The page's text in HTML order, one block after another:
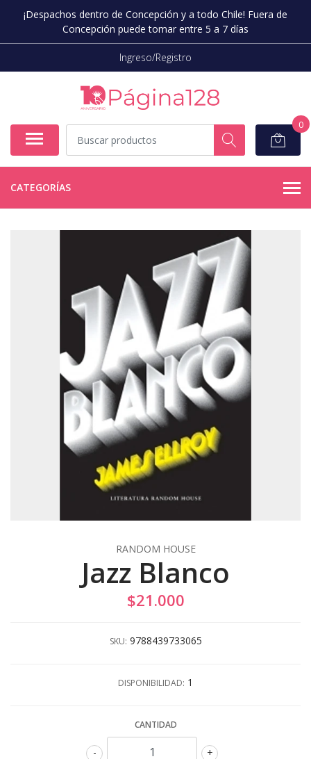
¡Despachos dentro de Concepción y a todo Chile! Fuera de
Concepción puede tomar entre 5 a 7 días
Ingreso/Registro
0
CATEGORÍAS
RANDOM HOUSE
Jazz Blanco
$21.000
SKU: 9788439733065
DISPONIBILIDAD: 1
CANTIDAD
+
-